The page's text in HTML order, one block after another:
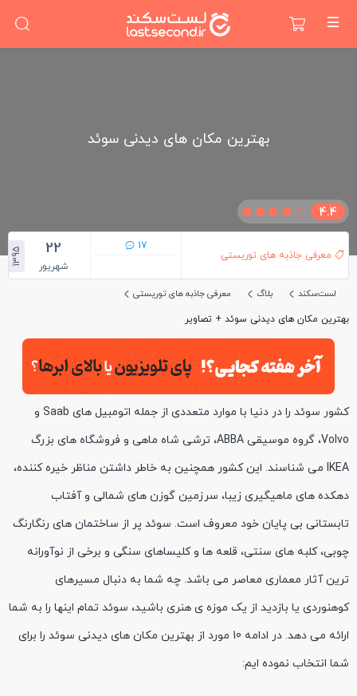
بهترین مکان های دیدنی سوئد
4.4
معرفی جاذبه های توریستی
17
22
شهریور 1395
لست‌سکند بلاگ
معرفی جاذبه های توریستی
بهترین مکان های دیدنی سوئد + تصاویر
کشور سوئد را در دنیا با موارد متعددی از جمله اتومبیل های Saab و
Volvo، گروه موسیقی ABBA، ترشی شاه ماهی و فروشگاه های بزرگ
IKEA می شناسند. این کشور همچنین به خاطر داشتن مناظر خیره کننده،
دهکده های ماهیگیری زیبا، سرزمین گوزن های شمالی و آفتاب
تابستانی بی پایان خود معروف است. سوئد پر از ساختمان های رنگارنگ
چوبی، کلبه های سنتی، قلعه ها و کلیساهای سنگی و برخی از نوآورانه
ترین آثار معماری معاصر می باشد. چه شما به دنبال مسیرهای
کوهنوردی یا بازدید از یک موزه ی هنری باشید، سوئد تمام اینها را به شما
ارائه می دهد. در ادامه 10 مورد از بهترین مکان های دیدنی سوئد را برای
شما انتخاب نموده ایم: ‏